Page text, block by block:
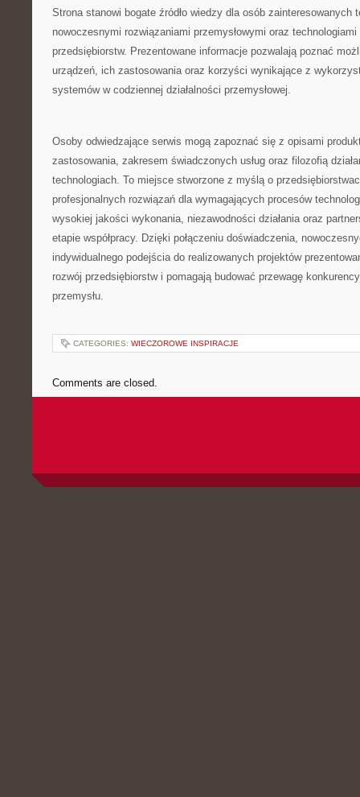
Strona stanowi bogate źródło wiedzy dla osób zainteresowanych
nowoczesnymi rozwiązaniami przemysłowymi oraz
przedsiębiorstw. Prezentowane informacje pozwalają poznać
urządzeń, ich zastosowania oraz korzyści wynikające z
systemów w codziennej działalności przemysłowej.
Osoby odwiedzające serwis mogą zapoznać się z opisami
zastosowania, zakresem świadczonych usług oraz filozofią
technologiach. To miejsce stworzone z myślą o
profesjonalnych rozwiązań dla wymagających procesów
wysokiej jakości wykonania, niezawodności działania oraz
etapie współpracy. Dzięki połączeniu doświadczenia,
indywidualnego podejścia do realizowanych projektów
rozwój przedsiębiorstw i pomagają budować przewagę
przemysłu.
CATEGORIES: WIECZOROWE INSPIRACJE
Comments are closed.